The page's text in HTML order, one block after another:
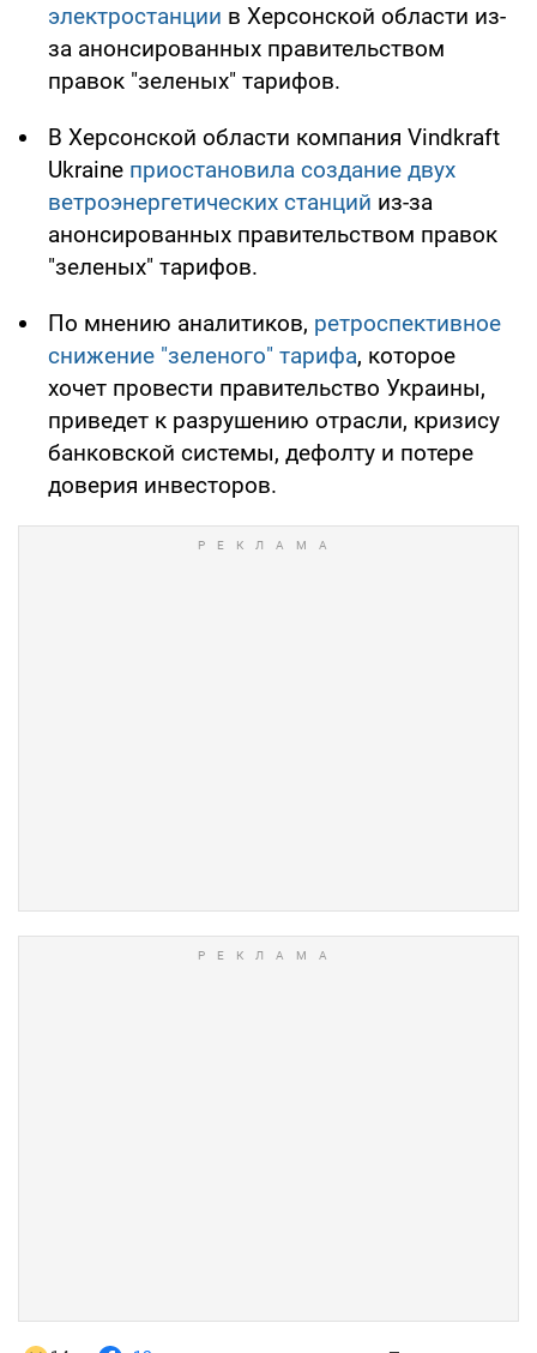
электростанции в Херсонской области из-
за анонсированных правительством
правок "зеленых" тарифов.
В Херсонской области компания Vindkraft
Ukraine приостановила создание двух
ветроэнергетических станций из-за
анонсированных правительством правок
"зеленых" тарифов.
По мнению аналитиков, ретроспективное
снижение "зеленого" тарифа, которое
хочет провести правительство Украины,
приведет к разрушению отрасли, кризису
банковской системы, дефолту и потере
доверия инвесторов.